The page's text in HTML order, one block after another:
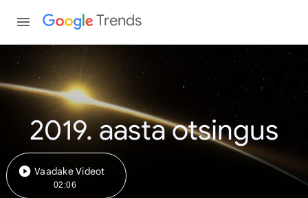
Trends
2019. aasta otsingus
Vaadake Videot
02:06